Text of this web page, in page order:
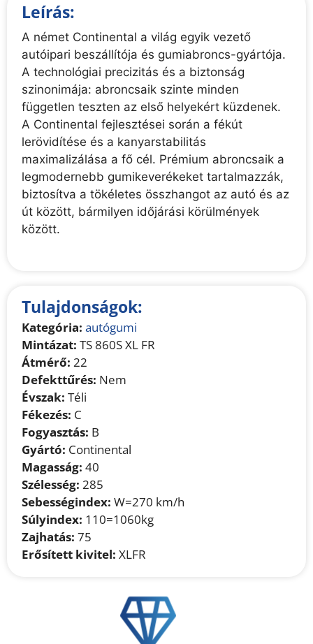
Leírás:
A német Continental a világ egyik vezető
autóipari beszállítója és gumiabroncs-gyártója.
A technológiai precizitás és a biztonság
szinonimája: abroncsaik szinte minden
független teszten az első helyekért küzdenek.
A Continental fejlesztései során a fékút
lerövidítése és a kanyarstabilitás
maximalizálása a fő cél. Prémium abroncsaik a
legmodernebb gumikeverékeket tartalmazzák,
biztosítva a tökéletes összhangot az autó és az
út között, bármilyen időjárási körülmények
között.
Tulajdonságok:
Kategória: autógumi
Mintázat: TS 860S XL FR
Átmérő: 22
Defekttűrés: Nem
Évszak: Téli
Fékezés: C
Fogyasztás: B
Gyártó: Continental
Magasság: 40
Szélesség: 285
Sebességindex: W=270 km/h
Súlyindex: 110=1060kg
Zajhatás: 75
Erősített kivitel: XLFR